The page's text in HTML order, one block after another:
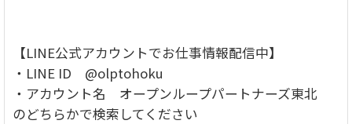
【LINE公式アカウントでお仕事情報配信中】
・LINE ID @olptohoku
・アカウント名 オープンループパートナーズ東北
のどちらかで検索してください